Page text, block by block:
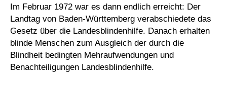
Im Februar 1972 war es dann endlich erreicht: Der
Landtag von Baden-Württemberg verabschiedete das
Gesetz über die Landesblindenhilfe. Danach erhalten
blinde Menschen zum Ausgleich der durch die
Blindheit bedingten Mehraufwendungen und
Benachteiligungen Landesblindenhilfe.